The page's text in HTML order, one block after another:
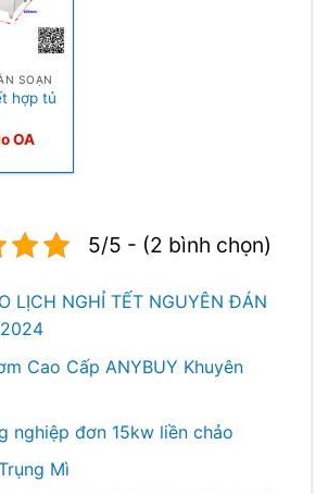
SOẠN
hợp tủ
OA
5/5 - (2 bình chọn)
LỊCH NGHỈ TẾT NGUYÊN ĐÁN
Cao Cấp ANYBUY Khuyên
nghiệp đơn 15kw liền chảo
Mì